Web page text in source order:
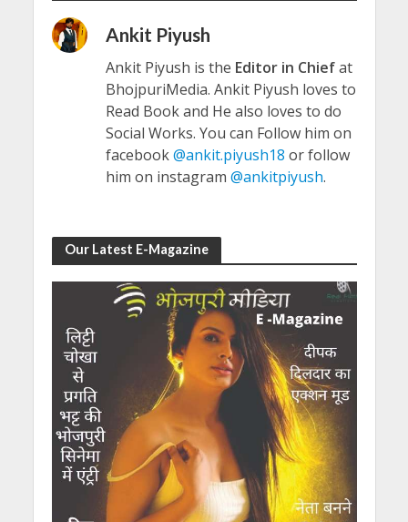
Ankit Piyush
Ankit Piyush is the Editor in Chiefat
BhojpuriMedia. Ankit Piyush loves to
Read Book and He also loves to do
Social Works. You can Follow him on
facebook@ankit.piyush18 or follow
him on instagram @ankitpiyush.
Our Latest E-Magazine